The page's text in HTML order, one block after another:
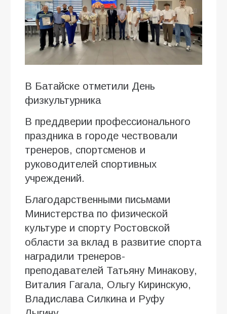
В Батайске отметили День
физкультурника
В преддверии профессионального
праздника в городе чествовали
тренеров, спортсменов и
руководителей спортивных
учреждений.
Благодарственными письмами
Министерства по физической
культуре и спорту Ростовской
области за вклад в развитие спорта
наградили тренеров-
преподавателей Татьяну Минакову,
Виталия Гагала, Ольгу Киринскую,
Владислава Силкина и Руфу